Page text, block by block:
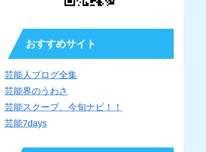
おすすめサイト
芸能人ブログ全集
芸能界のうわさ
芸能スクープ、今旬ナビ！！
芸能7days